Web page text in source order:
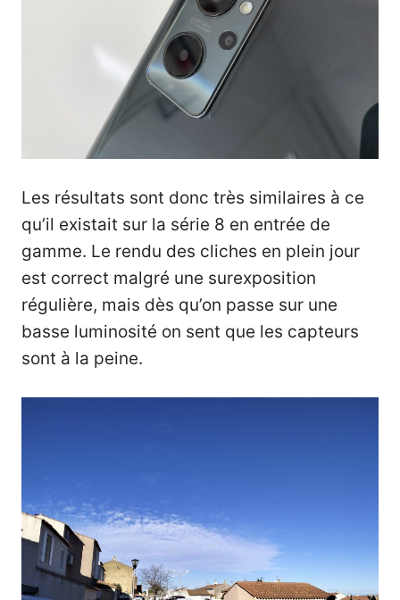
Les résultats sont donc très similaires à ce
qu’il existait sur la série 8 en entrée de
gamme. Le rendu des cliches en plein jour
est correct malgré une surexposition
régulière, mais dès qu’on passe sur une
basse luminosité on sent que les capteurs
sont à la peine.